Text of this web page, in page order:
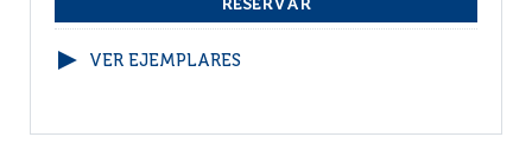
VER EJEMPLARES